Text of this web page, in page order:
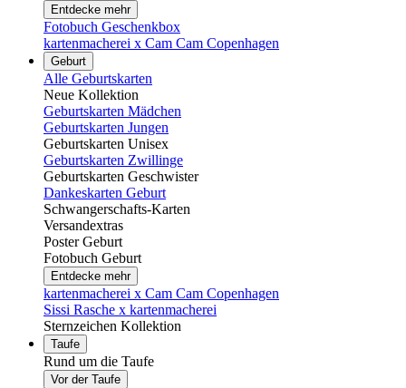
Entdecke mehr
Fotobuch Geschenkbox
kartenmacherei x Cam Cam Copenhagen
Geburt
Alle Geburtskarten
Neue Kollektion
Geburtskarten Mädchen
Geburtskarten Jungen
Geburtskarten Unisex
Geburtskarten Zwillinge
Geburtskarten Geschwister
Dankeskarten Geburt
Schwangerschafts-Karten
Versandextras
Poster Geburt
Fotobuch Geburt
Entdecke mehr
kartenmacherei x Cam Cam Copenhagen
Sissi Rasche x kartenmacherei
Sternzeichen Kollektion
Taufe
Rund um die Taufe
Vor der Taufe